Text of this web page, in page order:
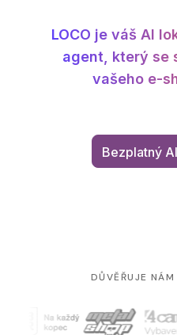
LOCO je váš AI
agent, který se
vašeho e-
Bezplatný
DŮVĚŘUJE